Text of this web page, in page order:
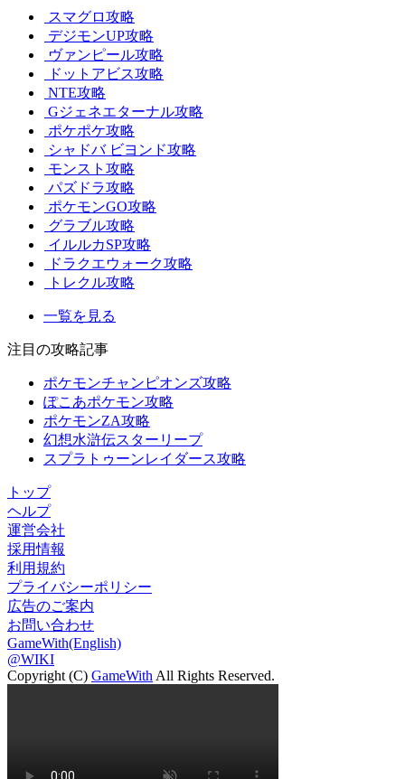
スマグロ攻略
デジモンUP攻略
ヴァンピール攻略
ドットアビス攻略
NTE攻略
Gジェネエターナル攻略
ポケポケ攻略
シャドバ ビヨンド攻略
モンスト攻略
パズドラ攻略
ポケモンGO攻略
グラブル攻略
イルルカSP攻略
ドラクエウォーク攻略
トレクル攻略
一覧を見る
注目の攻略記事
ポケモンチャンピオンズ攻略
ぽこあポケモン攻略
ポケモンZA攻略
幻想水滸伝スターリープ
スプラトゥーンレイダース攻略
トップ
ヘルプ
運営会社
採用情報
利用規約
プライバシーポリシー
広告のご案内
お問い合わせ
GameWith(English)
@WIKI
Copyright (C) GameWith All Rights Reserved.